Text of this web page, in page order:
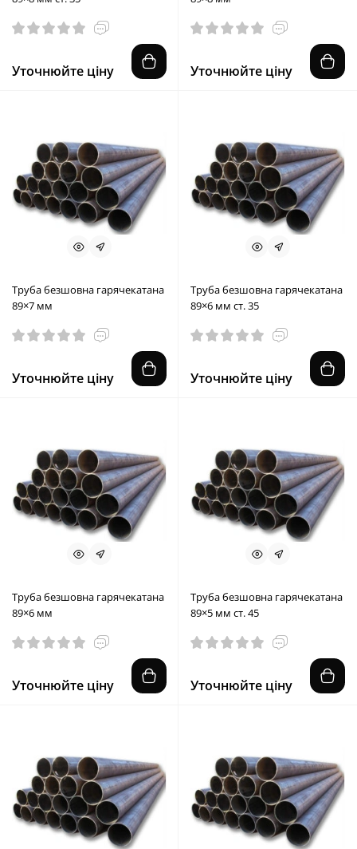
Уточнюйте ціну Уточнюйте ціну
Труба безшовна гарячекатана
89×7 мм
Уточнюйте ціну
Труба безшовна гарячекатана
89×6 мм ст. 35
Уточнюйте ціну
Труба безшовна гарячекатана
89×6 мм
Уточнюйте ціну
Труба безшовна гарячекатана
89×5 мм ст. 45
Уточнюйте ціну